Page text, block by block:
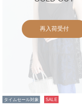
再入荷受付
タイムセール対象 SALE